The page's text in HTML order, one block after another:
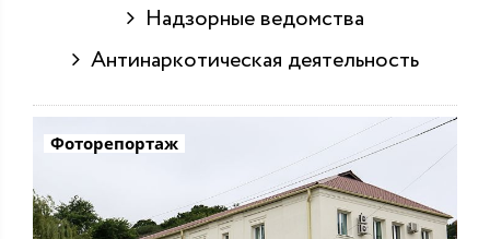
Надзорные ведомства
Антинаркотическая деятельность
Фоторепортаж